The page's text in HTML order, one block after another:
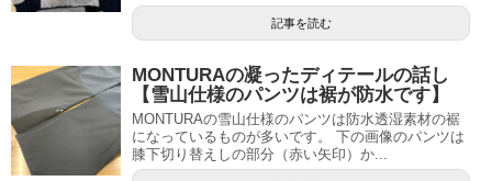
記事を読む
MONTURAの凝ったディテールの話し
【雪山仕様のパンツは裾が防水です】
MONTURAの雪山仕様のパンツは防水透湿素材の裾
になっているものが多いです。 下の画像のパンツは
膝下切り替えしの部分（赤い矢印）か...